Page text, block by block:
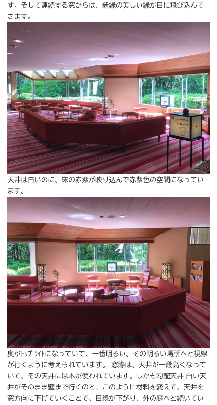
す。そして連続する窓からは、新緑の美しい緑が目に飛び込んで
きます。
天井は白いのに、床の赤紫が映り込んで赤紫色の空間になってい
ます。
奥がﾄｯﾌﾟﾗｲﾄになっていて、一番明るい。その明るい場所へと視線
が行くように考えられています。 窓際は、天井が一段高くなって
いて、その天井には木が使われています。しかも勾配天井 白い天
井がそのまま壁まで行くのと、このように材料を変えて、天井を
窓方向に下げていくことで、目線が下がり、外の庭へと続いてい